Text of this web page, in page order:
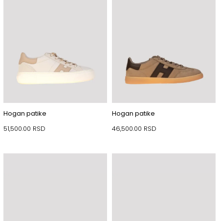
Hogan patike
51,500.00 RSD
Hogan patike
46,500.00 RSD